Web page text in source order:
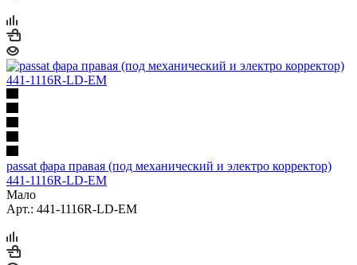
passat фара правая (под механический и электро корректор)
441-1116R-LD-EM
Мало
Арт.: 441-1116R-LD-EM